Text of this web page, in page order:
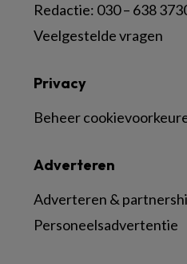
Redactie: 030 – 638
Veelgestelde vragen
Adverteren
Adverteren &
Personeelsadvertentie
Privacy
Beheer